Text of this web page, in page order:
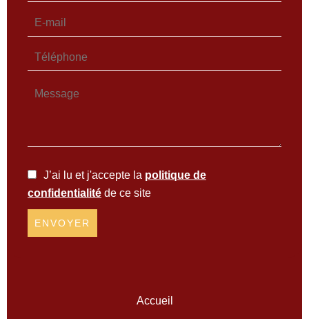
J’ai lu et j'accepte la politique de
confidentialité de ce site
ENVOYER
Accueil